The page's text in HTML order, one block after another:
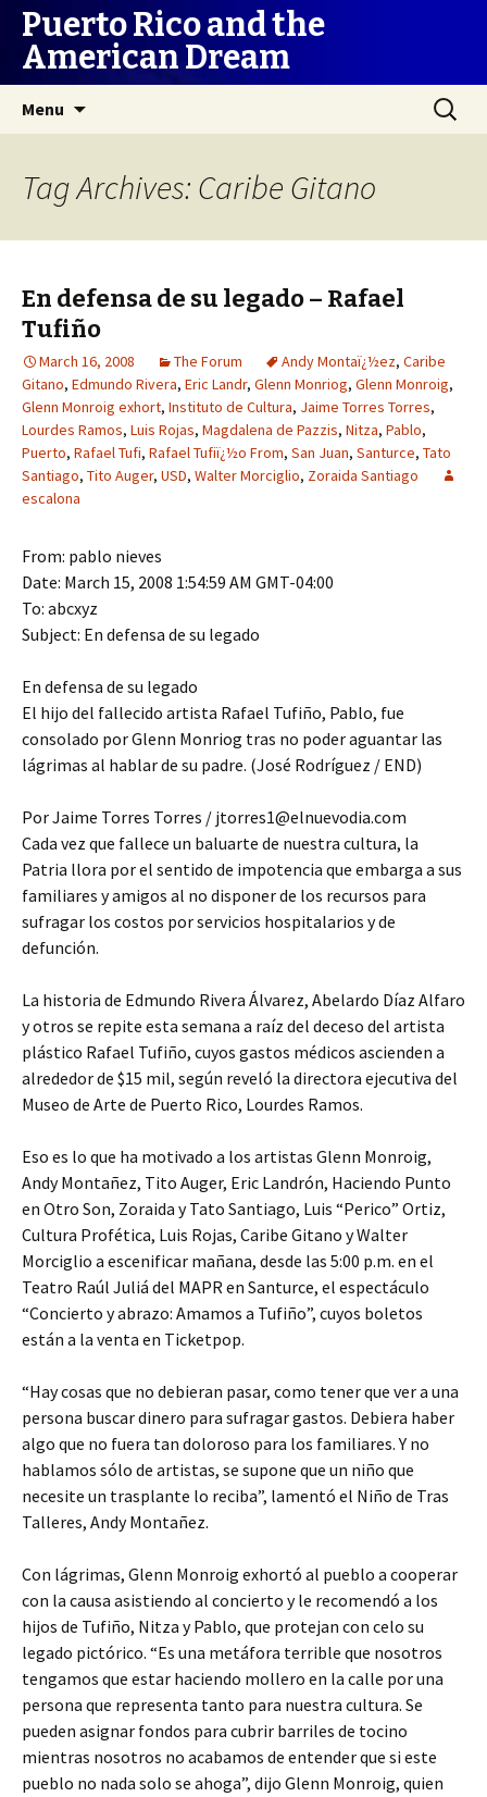
Puerto Rico and the
American Dream
Menu
Search
for:
Tag Archives: Caribe Gitano
En defensa de su legado – Rafael
Tufiño
March 16, 2008 The Forum Andy Montaï¿½ez, Caribe
Gitano, Edmundo Rivera, Eric Landr, Glenn Monriog, Glenn Monroig,
Glenn Monroig exhort, Instituto de Cultura, Jaime Torres Torres,
Lourdes Ramos, Luis Rojas, Magdalena de Pazzis, Nitza, Pablo,
Puerto, Rafael Tufi, Rafael Tufiï¿½o From, San Juan, Santurce, Tato
Santiago, Tito Auger, USD, Walter Morciglio, Zoraida Santiago
escalona
From: pablo nieves
Date: March 15, 2008 1:54:59 AM GMT-04:00
To: abcxyz
Subject: En defensa de su legado
En defensa de su legado
El hijo del fallecido artista Rafael Tufiño, Pablo, fue
consolado por Glenn Monriog tras no poder aguantar las
lágrimas al hablar de su padre. (José Rodríguez / END)
Por Jaime Torres Torres / jtorres1@elnuevodia.com
Cada vez que fallece un baluarte de nuestra cultura, la
Patria llora por el sentido de impotencia que embarga a sus
familiares y amigos al no disponer de los recursos para
sufragar los costos por servicios hospitalarios y de
defunción.
La historia de Edmundo Rivera Álvarez, Abelardo Díaz Alfaro
y otros se repite esta semana a raíz del deceso del artista
plástico Rafael Tufiño, cuyos gastos médicos ascienden a
alrededor de $15 mil, según reveló la directora ejecutiva del
Museo de Arte de Puerto Rico, Lourdes Ramos.
Eso es lo que ha motivado a los artistas Glenn Monroig,
Andy Montañez, Tito Auger, Eric Landrón, Haciendo Punto
en Otro Son, Zoraida y Tato Santiago, Luis “Perico” Ortiz,
Cultura Profética, Luis Rojas, Caribe Gitano y Walter
Morciglio a escenificar mañana, desde las 5:00 p.m. en el
Teatro Raúl Juliá del MAPR en Santurce, el espectáculo
“Concierto y abrazo: Amamos a Tufiño”, cuyos boletos
están a la venta en Ticketpop.
“Hay cosas que no debieran pasar, como tener que ver a una
persona buscar dinero para sufragar gastos. Debiera haber
algo que no fuera tan doloroso para los familiares. Y no
hablamos sólo de artistas, se supone que un niño que
necesite un trasplante lo reciba”, lamentó el Niño de Tras
Talleres, Andy Montañez.
Con lágrimas, Glenn Monroig exhortó al pueblo a cooperar
con la causa asistiendo al concierto y le recomendó a los
hijos de Tufiño, Nitza y Pablo, que protejan con celo su
legado pictórico. “Es una metáfora terrible que nosotros
tengamos que estar haciendo mollero en la calle por una
persona que representa tanto para nuestra cultura. Se
pueden asignar fondos para cubrir barriles de tocino
mientras nosotros no acabamos de entender que si este
pueblo no nada solo se ahoga”, dijo Glenn Monroig, quien